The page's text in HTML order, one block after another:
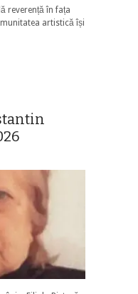
reverență în fața
artistică își